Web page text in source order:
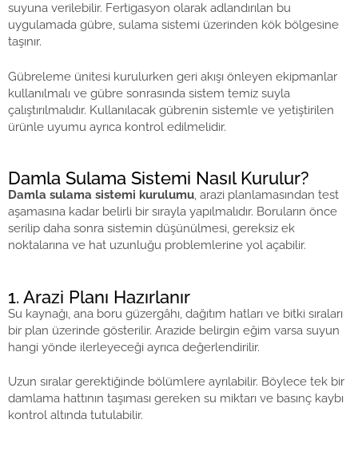
suyuna verilebilir. Fertigasyon olarak adlandırılan bu
uygulamada gübre, sulama sistemi üzerinden kök bölgesine
taşınır.
Gübreleme ünitesi kurulurken geri akışı önleyen ekipmanlar
kullanılmalı ve gübre sonrasında sistem temiz suyla
çalıştırılmalıdır. Kullanılacak gübrenin sistemle ve yetiştirilen
ürünle uyumu ayrıca kontrol edilmelidir.
Damla Sulama Sistemi Nasıl Kurulur?
Damla sulama sistemi kurulumu, arazi planlamasından test
aşamasına kadar belirli bir sırayla yapılmalıdır. Boruların önce
serilip daha sonra sistemin düşünülmesi, gereksiz ek
noktalarına ve hat uzunluğu problemlerine yol açabilir.
1. Arazi Planı Hazırlanır
Su kaynağı, ana boru güzergâhı, dağıtım hatları ve bitki sıraları
bir plan üzerinde gösterilir. Arazide belirgin eğim varsa suyun
hangi yönde ilerleyeceği ayrıca değerlendirilir.
Uzun sıralar gerektiğinde bölümlere ayrılabilir. Böylece tek bir
damlama hattının taşıması gereken su miktarı ve basınç kaybı
kontrol altında tutulabilir.